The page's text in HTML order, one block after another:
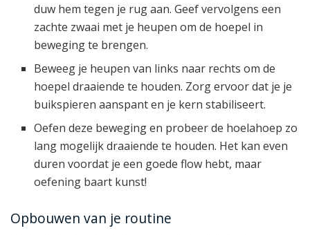
duw hem tegen je rug aan. Geef vervolgens een
zachte zwaai met je heupen om de hoepel in
beweging te brengen.
Beweeg je heupen van links naar rechts om de
hoepel draaiende te houden. Zorg ervoor dat je je
buikspieren aanspant en je kern stabiliseert.
Oefen deze beweging en probeer de hoelahoep zo
lang mogelijk draaiende te houden. Het kan even
duren voordat je een goede flow hebt, maar
oefening baart kunst!
Opbouwen van je routine